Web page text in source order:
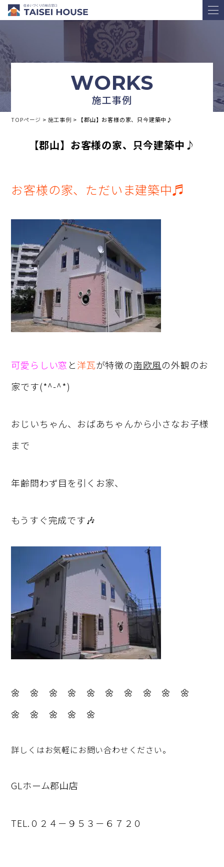
WORKS
施工事例
TOPページ > 施工事例 > 【郡山】お客様の家、只今建築中♪
【郡山】お客様の家、只今建築中♪
お客様の家、ただいま建築中♬
可愛らしい窓 と洋瓦が特徴の南欧風の外観のお
家です(*^-^*)
おじいちゃん、おばあちゃんから小さなお子様
まで
年齢問わず目を引くお家、
もうすぐ完成です🎶
🌼 🌼 🌼 🌼 🌼 🌼 🌼 🌼 🌼 🌼
🌼 🌼 🌼 🌼 🌼
詳しくはお気軽にお問い合わせください。
GLホーム郡山店
TEL.０２４－９５３－６７２０